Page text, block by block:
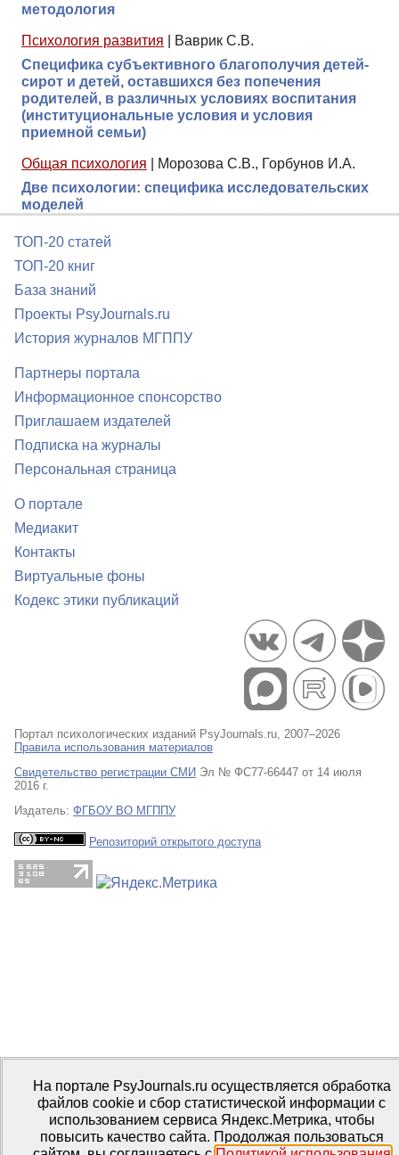
методология
Психология развития
Ваврик С.В.
Специфика субъективного благополучия детей-
сирот и детей, оставшихся без попечения
родителей, в различных условиях воспитания
(институциональные условия и условия
приемной семьи)
Общая психология
Морозова С.В., Горбунов И.А.
Две психологии: специфика исследовательских
моделей
ТОП-20 статей
ТОП-20 книг
База знаний
Проекты PsyJournals.ru
История журналов МГППУ
Партнеры портала
Информационное спонсорство
Приглашаем издателей
Подписка на журналы
Персональная страница
О портале
Медиакит
Контакты
Виртуальные фоны
Кодекс этики публикаций
Портал психологических изданий PsyJournals.ru, 2007–2026
Правила использования материалов
Свидетельство регистрации СМИ Эл № ФС77-66447 от 14 июля
2016 г.
Издатель: ФГБОУ ВО МГППУ
Репозиторий открытого доступа
На портале PsyJournals.ru осуществляется обработка
файлов cookie и сбор статистической информации с
использованием сервиса Яндекс.Метрика, чтобы
повысить качество сайта. Продолжая пользоваться